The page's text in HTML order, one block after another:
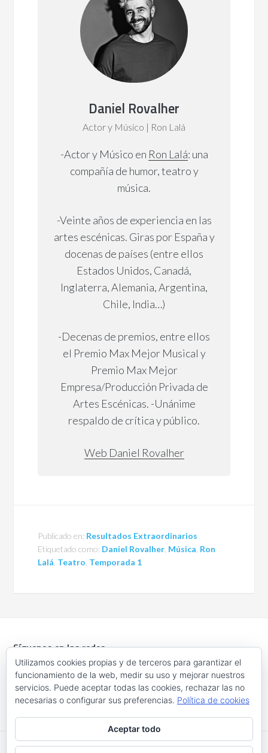
Daniel Rovalher
Actor y Músico | Ron Lalá
-Actor y Músico en Ron Lalá: una
compañía de humor, teatro y
música.
-Veinte años de experiencia en las
artes escénicas. Giras por España y
docenas de países (entre ellos
Estados Unidos, Canadá,
Inglaterra, Alemania, Argentina,
Chile, India…)
-Decenas de premios, entre ellos
el Premio Max Mejor Musical y
Premio Max Mejor
Empresa/Producción Privada de
Artes Escénicas. -Unánime
respaldo de crítica y público.
Web Daniel Rovalher
Publicado en: Resultados Extraordinarios
Etiquetado como: Daniel Rovalher Música Ron
Lalá Teatro Temporada 1
Síguenos en las redes
Utilizamos cookies propias y de terceros para garantizar el
funcionamiento de la web, medir su uso y mejorar nuestros
servicios. Puede aceptar todas las cookies, rechazar las no
necesarias o configurar sus preferencias. Política de cookies
Aceptar todo